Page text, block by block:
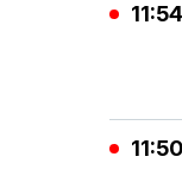
11:54
11:50